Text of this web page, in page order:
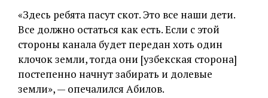
«Здесь ребята пасут скот. Это все наши дети.
Все должно остаться как есть. Если с этой
стороны канала будет передан хоть один
клочок земли, тогда они [узбекская сторона]
постепенно начнут забирать и долевые
земли», — опечалился Абилов.